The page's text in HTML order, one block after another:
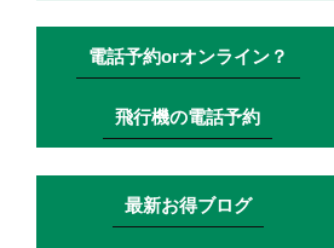
電話予約orオンライン？
飛行機の電話予約
最新お得ブログ